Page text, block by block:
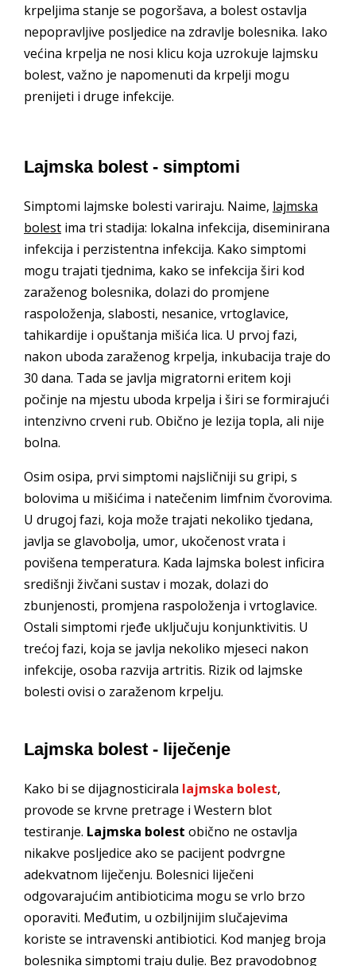
krpeljima stanje se pogoršava, a bolest ostavlja
nepopravljive posljedice na zdravlje bolesnika. Iako
većina krpelja ne nosi klicu koja uzrokuje lajmsku
bolest, važno je napomenuti da krpelji mogu
prenijeti i druge infekcije.
Lajmska bolest - simptomi
Simptomi lajmske bolesti variraju. Naime, lajmska
bolest ima tri stadija: lokalna infekcija, diseminirana
infekcija i perzistentna infekcija. Kako simptomi
mogu trajati tjednima, kako se infekcija širi kod
zaraženog bolesnika, dolazi do promjene
raspoloženja, slabosti, nesanice, vrtoglavice,
tahikardije i opuštanja mišića lica. U prvoj fazi,
nakon uboda zaraženog krpelja, inkubacija traje do
30 dana. Tada se javlja migratorni eritem koji
počinje na mjestu uboda krpelja i širi se formirajući
intenzivno crveni rub. Obično je lezija topla, ali nije
bolna.
Osim osipa, prvi simptomi najsličniji su gripi, s
bolovima u mišićima i natečenim limfnim čvorovima.
U drugoj fazi, koja može trajati nekoliko tjedana,
javlja se glavobolja, umor, ukočenost vrata i
povišena temperatura. Kada lajmska bolest inficira
središnji živčani sustav i mozak, dolazi do
zbunjenosti, promjena raspoloženja i vrtoglavice.
Ostali simptomi rjeđe uključuju konjunktivitis. U
trećoj fazi, koja se javlja nekoliko mjeseci nakon
infekcije, osoba razvija artritis. Rizik od lajmske
bolesti ovisi o zaraženom krpelju.
Lajmska bolest - liječenje
Kako bi se dijagnosticirala lajmska bolest,
provode se krvne pretrage i Western blot
testiranje. Lajmska bolest obično ne ostavlja
nikakve posljedice ako se pacijent podvrgne
adekvatnom liječenju. Bolesnici liječeni
odgovarajućim antibioticima mogu se vrlo brzo
oporaviti. Međutim, u ozbiljnijim slučajevima
koriste se intravenski antibiotici. Kod manjeg broja
bolesnika simptomi traju dulje. Bez pravodobnog